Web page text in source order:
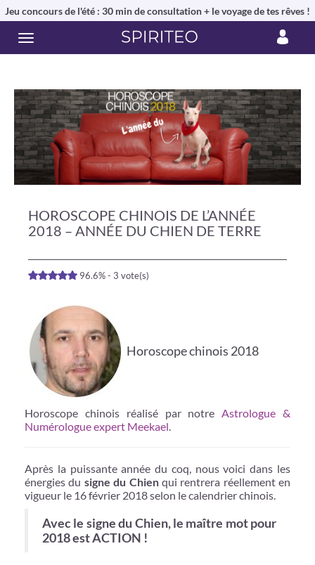
Jeu concours de l'été : 30 min de consultation + le voyage de tes rêves !
HOROSCOPE CHINOIS DE L’ANNÉE
2018 – ANNÉE DU CHIEN DE TERRE
96.6% - 3 vote(s)
Horoscope chinois 2018
Horoscope chinois réalisé par notreAstrologue &
Numérologue expert Meekael.
Après la puissante année du coq, nous voici dans les
énergies du signe du Chienqui rentrera réellement en
vigueur le 16 février 2018 selon le calendrier chinois.
Avec le signe du Chien, le maître mot pour
2018 est ACTION !